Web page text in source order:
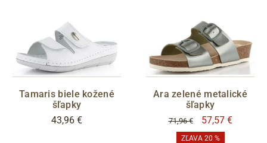
Filtrovať
Tamaris biele kožené
šľapky
43,96 €
Ara zelené metalické
šľapky
71,96 € 57,57 €
ZĽAVA 20 %